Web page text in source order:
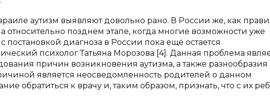
аутизм выявляют довольно рано. В России же, как
относительно позднем этапе, когда многие возможности уже
диагноза в России пока ещё остается
психолог Татьяна Морозова [4]. Данная проблема
причин возникновения аутизма, а также разнообразия
является неосведомленность родителей о данном
обратиться к врачу и, таким образом, признать, что с их